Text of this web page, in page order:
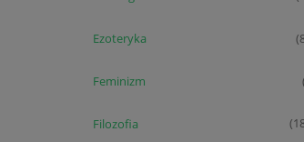
Ezoteryka
Feminizm
Filozofia